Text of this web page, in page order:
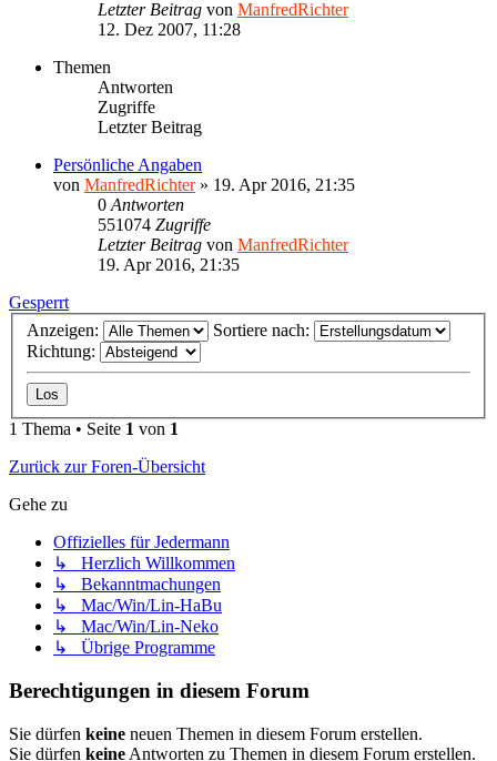
Letzter Beitrag von ManfredRichter
12. Dez 2007, 11:28
Themen
Antworten
Zugriffe
Letzter Beitrag
Persönliche Angaben
von ManfredRichter» 19. Apr 2016, 21:35
0 Antworten
551074 Zugriffe
Letzter Beitrag von ManfredRichter
19. Apr 2016, 21:35
Gesperrt
Anzeigen:
Sortiere nach:
Richtung:
1 Thema • Seite 1 von 1
Zurück zur Foren-Übersicht
Gehe zu
Offizielles für Jedermann
↳ Herzlich Willkommen
↳ Bekanntmachungen
↳ Mac/Win/Lin-HaBu
↳ Mac/Win/Lin-Neko
↳ Übrige Programme
Berechtigungen in diesem Forum
Sie dürfen keine neuen Themen in diesem Forum erstellen.
Sie dürfen keine Antworten zu Themen in diesem Forum erstellen.